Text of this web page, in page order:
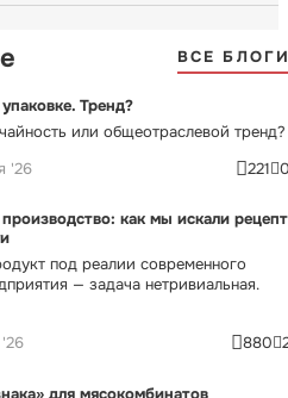
ВСЕ
Тренд?
или общеотраслевой тренд?
'26 221
как мы искали рецепт
под реалии современного
— задача нетривиальная.
880
для мясокомбинатов